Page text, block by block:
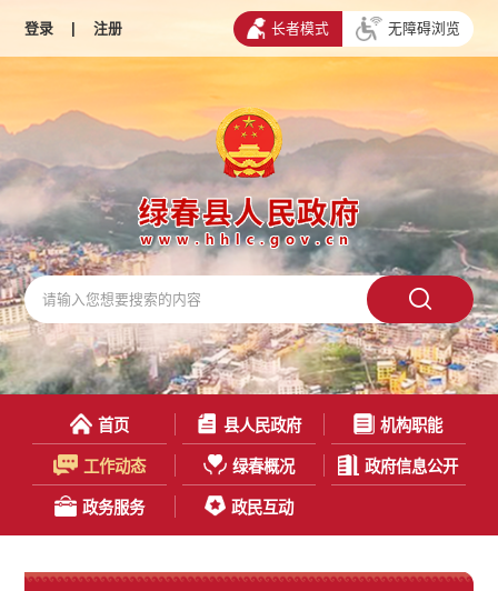
登录 | 注册 长者模式 无障碍浏览
首页 县人民政府 机构职能
工作动态 绿春概况 政府信息公开
政务服务 政民互动